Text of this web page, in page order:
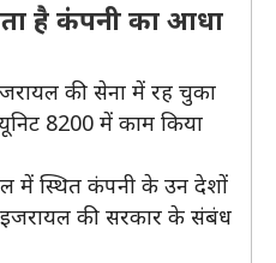
है कंपनी का आधा
की सेना में रह चुका
8200 में काम किया
में स्थित कंपनी के उन देशों
की सरकार के संबंध